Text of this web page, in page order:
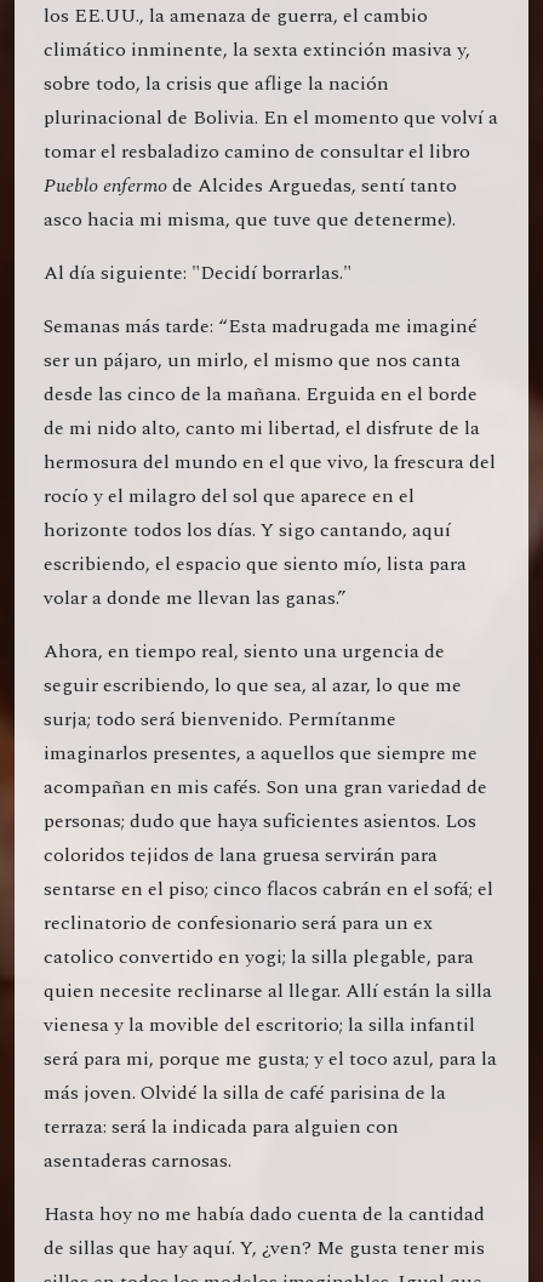
los EE.UU., la amenaza de guerra, el cambio
climático inminente, la sexta extinción masiva y,
sobre todo, la crisis que aflige la nación
plurinacional de Bolivia. En el momento que volví a
tomar el resbaladizo camino de consultar el libro
Pueblo enfermode Alcides Arguedas, sentí tanto
asco hacia mi misma, que tuve que detenerme).
Al día siguiente: "Decidí borrarlas."
Semanas más tarde: “Esta madrugada me imaginé
ser un pájaro, un mirlo, el mismo que nos canta
desde las cinco de la mañana. Erguida en el borde
de mi nido alto, canto mi libertad, el disfrute de la
hermosura del mundo en el que vivo, la frescura del
rocío y el milagro del sol que aparece en el
horizonte todos los días. Y sigo cantando, aquí
escribiendo, el espacio que siento mío, lista para
volar a donde me llevan las ganas.”
Ahora, en tiempo real, siento una urgencia de
seguir escribiendo, lo que sea, al azar, lo que me
surja; todo será bienvenido. Permítanme
imaginarlos presentes, a aquellos que siempre me
acompañan en mis cafés. Son una gran variedad de
personas; dudo que haya suficientes asientos. Los
coloridos tejidos de lana gruesa servirán para
sentarse en el piso; cinco flacos cabrán en el sofá; el
reclinatorio de confesionario será para un ex
catolico convertido en yogi; la silla plegable, para
quien necesite reclinarse al llegar. Allí están la silla
vienesa y la movible del escritorio; la silla infantil
será para mi, porque me gusta; y el toco azul, para la
más joven. Olvidé la silla de café parisina de la
terraza: será la indicada para alguien con
asentaderas carnosas.
Hasta hoy no me había dado cuenta de la cantidad
de sillas que hay aquí. Y, ¿ven? Me gusta tener mis